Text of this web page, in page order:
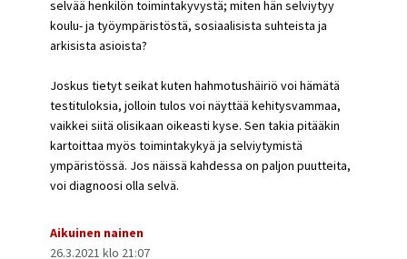
selvää henkilön toimintakyvystä; miten hän selviytyy
koulu- ja työympäristöstä, sosiaalisista suhteista ja
arkisista asioista?
Joskus tietyt seikat kuten hahmotushäiriö voi hämätä
testituloksia, jolloin tulos voi näyttää kehitysvammaa,
vaikkei siitä olisikaan oikeasti kyse. Sen takia pitääkin
kartoittaa myös toimintakykyä ja selviytymistä
ympäristössä. Jos näissä kahdessa on paljon puutteita,
voi diagnoosi olla selvä.
Aikuinen nainen
26.3.2021 klo 21:07